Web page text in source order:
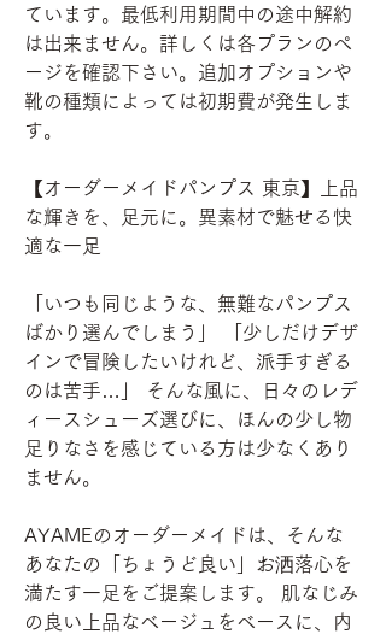
ています。最低利用期間中の途中解約
は出来ません。詳しくは各プランのペ
ージを確認下さい。追加オプションや
靴の種類によっては初期費が発生しま
す。
【オーダーメイドパンプス 東京】上品
な輝きを、足元に。異素材で魅せる快
適な一足
「いつも同じような、無難なパンプス
ばかり選んでしまう」 「少しだけデザ
インで冒険したいけれど、派手すぎる
のは苦手…」 そんな風に、日々のレデ
ィースシューズ選びに、ほんの少し物
足りなさを感じている方は少なくあり
ません。
AYAMEのオーダーメイドは、そんな
あなたの「ちょうど良い」お洒落心を
満たす一足をご提案します。 肌なじみ
の良い上品なベージュをベースに、内